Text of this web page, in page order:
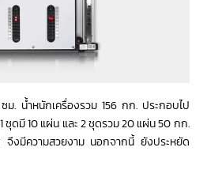
ม. น้ำหนักเครื่องรวม 156 กก. ประกอบไป
ชุดมี 10 แผ่น และ 2 ชุดรวม 20 แผ่น 50 กก.
จึงมีความสวยงาม นอกจากนี้ ยังประหยัด